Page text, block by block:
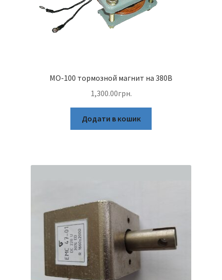
МО-100 тормозной магнит на 380В
1,300.00грн.
Додати в кошик